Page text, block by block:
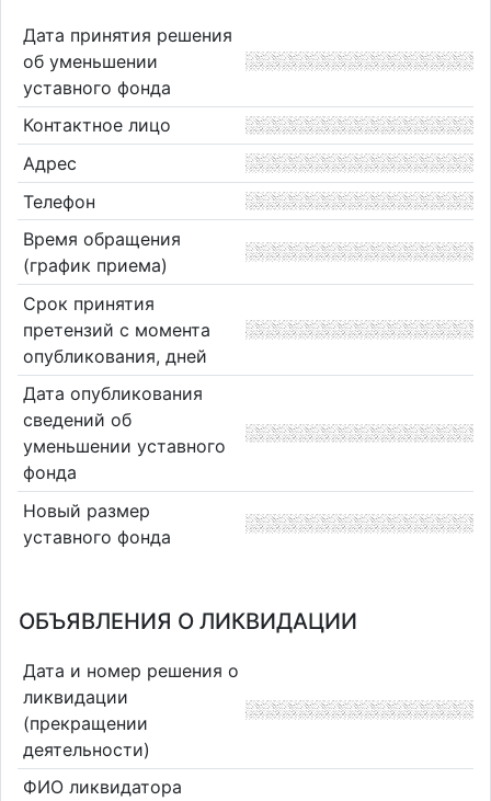
Дата принятия решения
об уменьшении
уставного фонда
Контактное лицо
Адрес
Телефон
Время обращения
(график приема)
Срок принятия
претензий с момента
опубликования, дней
Дата опубликования
сведений об
уменьшении уставного
фонда
Новый размер
уставного фонда
ОБЪЯВЛЕНИЯ О ЛИКВИДАЦИИ
Дата и номер решения о
ликвидации
(прекращении
деятельности)
ФИО ликвидатора